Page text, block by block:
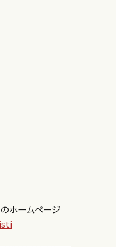
ホームページ